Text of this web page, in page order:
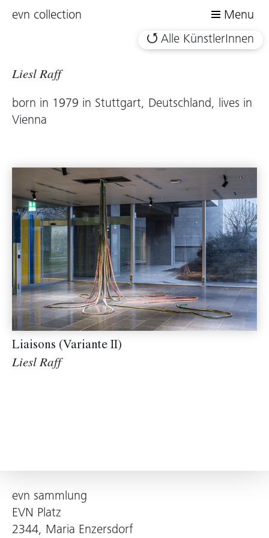
evn collection
Menu
Alle KünstlerInnen
Liesl Raff
born in 1979 in Stuttgart, Deutschland, lives in
Vienna
Liaisons (Variante II)
Liesl Raff
evn sammlung
EVN Platz
2344, Maria Enzersdorf